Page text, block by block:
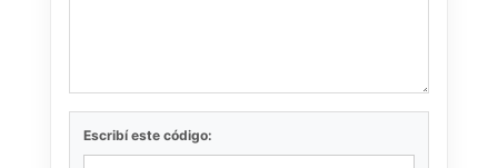
Escribí este código: